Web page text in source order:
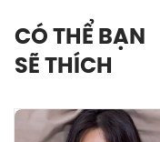
CÓ THỂ BẠN
SẼ THÍCH